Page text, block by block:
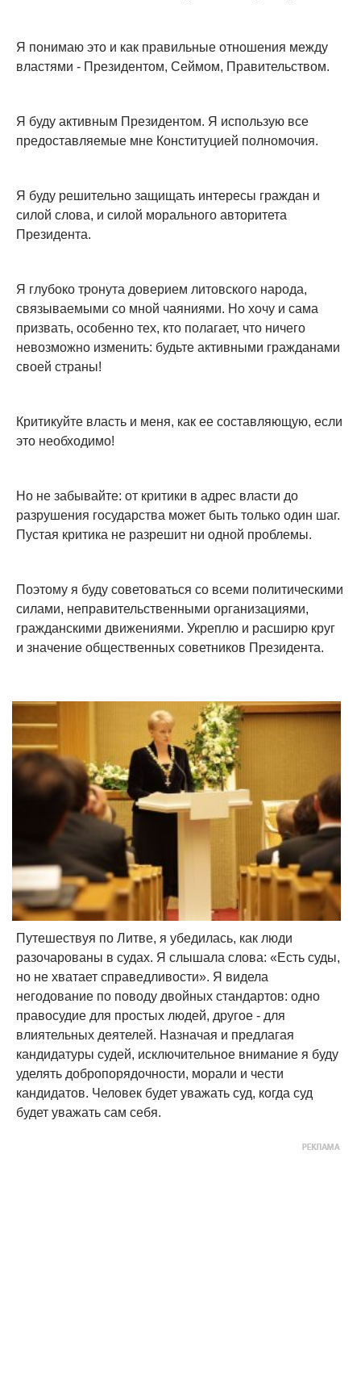
Я понимаю это и как правильные отношения между
властями - Президентом, Сеймом, Правительством.
Я буду активным Президентом. Я использую все
предоставляемые мне Конституцией полномочия.
Я буду решительно защищать интересы граждан и
силой слова, и силой морального авторитета
Президента.
Я глубоко тронута доверием литовского народа,
связываемыми со мной чаяниями. Но хочу и сама
призвать, особенно тех, кто полагает, что ничего
невозможно изменить: будьте активными гражданами
своей страны!
Критикуйте власть и меня, как ее составляющую, если
это необходимо!
Но не забывайте: от критики в адрес власти до
разрушения государства может быть только один шаг.
Пустая критика не разрешит ни одной проблемы.
Поэтому я буду советоваться со всеми политическими
силами, неправительственными организациями,
гражданскими движениями. Укреплю и расширю круг
и значение общественных советников Президента.
Путешествуя по Литве, я убедилась, как люди
разочарованы в судах. Я слышала слова: «Есть суды,
но не хватает справедливости». Я видела
негодование по поводу двойных стандартов: одно
правосудие для простых людей, другое - для
влиятельных деятелей. Назначая и предлагая
кандидатуры судей, исключительное внимание я буду
уделять добропорядочности, морали и чести
кандидатов. Человек будет уважать суд, когда суд
будет уважать сам себя.